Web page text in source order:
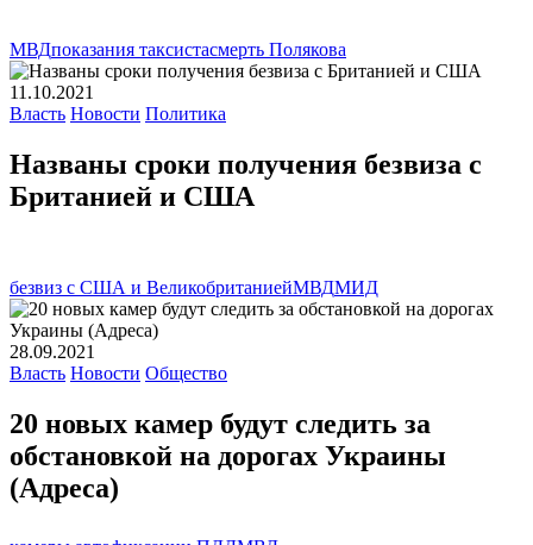
МВДпоказания таксистасмерть Полякова
11.10.2021
Власть Новости Политика
Названы сроки получения безвиза с
Британией и США
безвиз с США и ВеликобританиейМВДМИД
28.09.2021
Власть Новости Общество
20 новых камер будут следить за
обстановкой на дорогах Украины
(Адреса)